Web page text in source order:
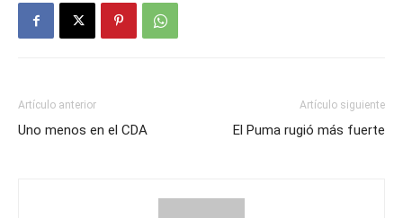
Artículo anterior
Uno menos en el CDA
Artículo siguiente
El Puma rugió más fuerte